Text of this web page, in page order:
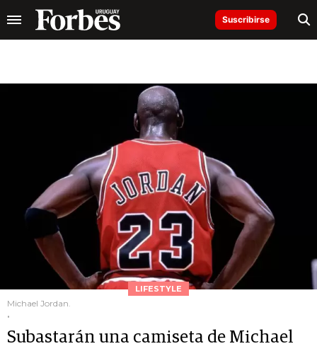
Suscribirse
LIFESTYLE
Michael Jordan.
.
Subastarán una camiseta de Michael